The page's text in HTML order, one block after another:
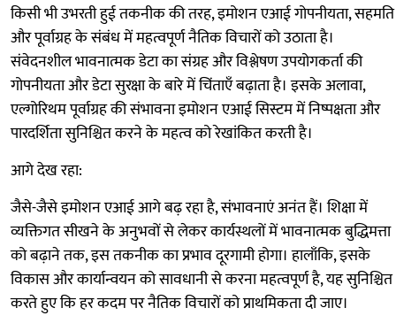
किसी भी उभरती हुई तकनीक की तरह, इमोशन एआई गोपनीयता, सहमति
और पूर्वाग्रह के संबंध में महत्वपूर्ण नैतिक विचारों को उठाता है।
संवेदनशील भावनात्मक डेटा का संग्रह और विश्लेषण उपयोगकर्ता की
गोपनीयता और डेटा सुरक्षा के बारे में चिंताएँ बढ़ाता है। इसके अलावा,
एल्गोरिथम पूर्वाग्रह की संभावना इमोशन एआई सिस्टम में निष्पक्षता और
पारदर्शिता सुनिश्चित करने के महत्व को रेखांकित करती है।
आगे देख रहा:
जैसे-जैसे इमोशन एआई आगे बढ़ रहा है, संभावनाएं अनंत हैं। शिक्षा में
व्यक्तिगत सीखने के अनुभवों से लेकर कार्यस्थलों में भावनात्मक बुद्धिमत्ता
को बढ़ाने तक, इस तकनीक का प्रभाव दूरगामी होगा। हालाँकि, इसके
विकास और कार्यान्वयन को सावधानी से करना महत्वपूर्ण है, यह सुनिश्चित
करते हुए कि हर कदम पर नैतिक विचारों को प्राथमिकता दी जाए।